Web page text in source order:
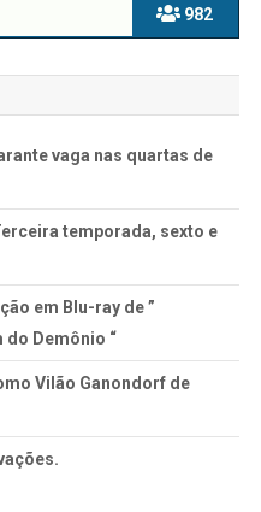
982
vaga nas quartas de
temporada, sexto e
em Blu-ray de ”
do Demônio “
Vilão Ganondorf de